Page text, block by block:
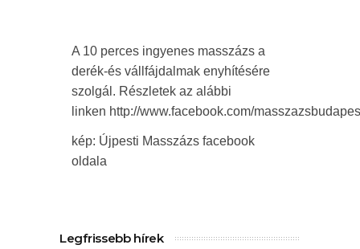
A 10 perces ingyenes masszázs a
derék-és vállfájdalmak enyhítésére
szolgál. Részletek az alábbi
linken http://www.facebook.com/
kép: Újpesti Masszázs facebook
oldala
Legfrissebb hírek